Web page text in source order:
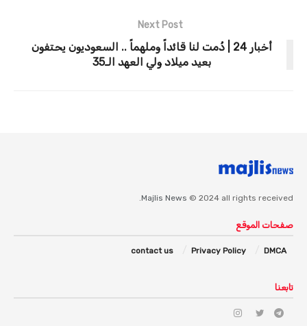
Next Post
أخبار 24 | دُمت لنا قائداً وملهماً .. السعوديون يحتفون
بعيد ميلاد ولي العهد الـ35
Majlis News © 2024 all rights received.
صفحات الموقع
DMCA
Privacy Policy
contact us
تابعنا